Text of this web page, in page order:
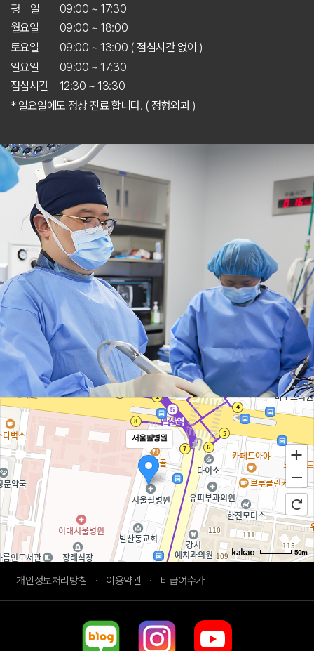
평 일
09:00 ~ 17:30
월요일
09:00 ~ 18:00
토요일
09:00 ~ 13:00 ( 점심시간 없이 )
일요일
09:00 ~ 17:30
점심시간
12:30 ~ 13:30
* 일요일에도 정상 진료 합니다. ( 정형외과 )
서울필병원
50m
로드뷰
개인정보처리방침 · 이용약관 · 비급여수가